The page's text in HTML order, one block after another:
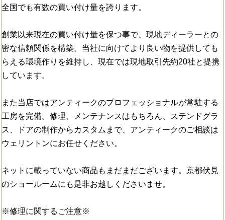
全国でも有数の買い付け量を誇ります。
創業以来現在の買い付け量を保つ事で、現地ディーラーとの
密な信頼関係を構築。当社に向けてより良い物を提供しても
らえる環境作りを維持し、現在では現地取引先約20社と提携
しています。
また当店ではアンティークのプロフェッショナルが常駐する
工房を完備。修理、メンテナンスはもちろん、ステンドグラ
ス、ドアの制作からカスタムまで、アンティークのご相談は
ウェリントンにお任せください。
ネットに載っていない商品もまだまだございます。京都伏見
のショールームにも是非お越しくださいませ。
※修理に関するご注意※